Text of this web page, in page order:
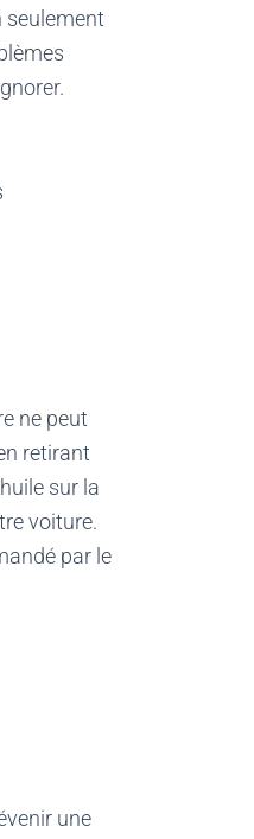
seulement
ne peut
retirant
sur la
voiture.
par le
une